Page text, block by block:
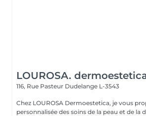
LOUROSA.
116, Rue Pasteur Dudelange L-3543
Chez LOUROSA Dermoestetica, je vous
personnalisée des soins de la peau et de